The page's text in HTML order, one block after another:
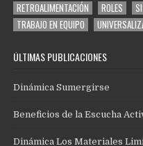
RETROALIMENTACIÓN
ROLES
TRABAJO EN EQUIPO
ÚLTIMAS PUBLICACIONES
Dinámica Sumergirse
Beneficios de la Escucha
Dinámica Los Materiales